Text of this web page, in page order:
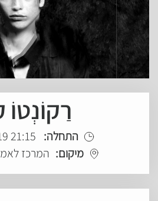
רַקוֹנְטוֹ
התחלה: 21:15 09.11.2019
מיקום: המרכז